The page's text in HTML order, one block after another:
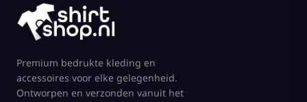
Premium bedrukte kleding en
accessoires voor elke gelegenheid.
Ontworpen en verzonden vanuit het